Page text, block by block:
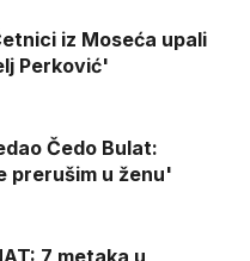
iz Moseća upali
Perković'
Čedo Bulat:
prerušim u ženu'
7 metaka u